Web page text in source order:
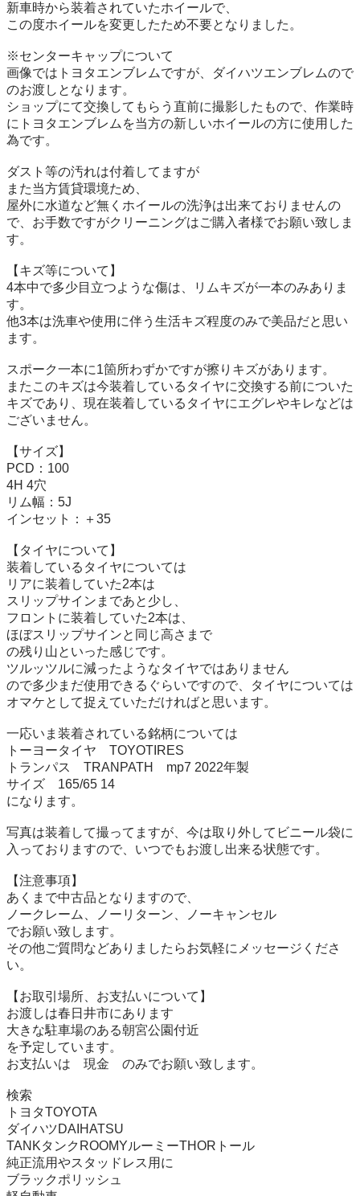
新車時から装着されていたホイールで、
この度ホイールを変更したため不要となりました。
※センターキャップについて
画像ではトヨタエンブレムですが、ダイハツエンブレムので
のお渡しとなります。
ショップにて交換してもらう直前に撮影したもので、作業時
にトヨタエンブレムを当方の新しいホイールの方に使用した
為です。
ダスト等の汚れは付着してますが
また当方賃貸環境ため、
屋外に水道など無くホイールの洗浄は出来ておりませんの
で、お手数ですがクリーニングはご購入者様でお願い致しま
す。
【キズ等について】
4本中で多少目立つような傷は、リムキズが一本のみありま
す。
他3本は洗車や使用に伴う生活キズ程度のみで美品だと思い
ます。
スポーク一本に1箇所わずかですが擦りキズがあります。
またこのキズは今装着しているタイヤに交換する前についた
キズであり、現在装着しているタイヤにエグレやキレなどは
ございません。
【サイズ】
PCD：100
4H 4穴
リム幅：5J
インセット：＋35
【タイヤについて】
装着しているタイヤについては
リアに装着していた2本は
スリップサインまであと少し、
フロントに装着していた2本は、
ほぼスリップサインと同じ高さまで
の残り山といった感じです。
ツルッツルに減ったようなタイヤではありません
ので多少まだ使用できるぐらいですので、タイヤについては
オマケとして捉えていただければと思います。
一応いま装着されている銘柄については
トーヨータイヤ　TOYOTIRES
トランパス　TRANPATH　mp7 2022年製
サイズ　165/65 14
になります。
写真は装着して撮ってますが、今は取り外してビニール袋に
入っておりますので、いつでもお渡し出来る状態です。
【注意事項】
あくまで中古品となりますので、
ノークレーム、ノーリターン、ノーキャンセル
でお願い致します。
その他ご質問などありましたらお気軽にメッセージくださ
い。
【お取引場所、お支払いについて】
お渡しは春日井市にあります
大きな駐車場のある朝宮公園付近
を予定しています。
お支払いは　現金　のみでお願い致します。
検索
トヨタTOYOTA
ダイハツDAIHATSU
TANKタンクROOMYルーミーTHORトール
純正流用やスタッドレス用に
ブラックポリッシュ